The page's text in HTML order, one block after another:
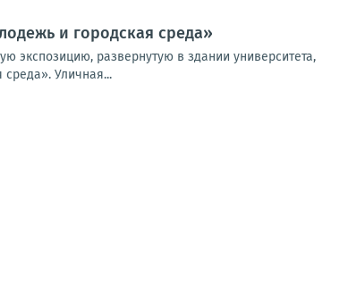
и городская среда»
экспозицию, развернутую в здании университета,
Уличная...